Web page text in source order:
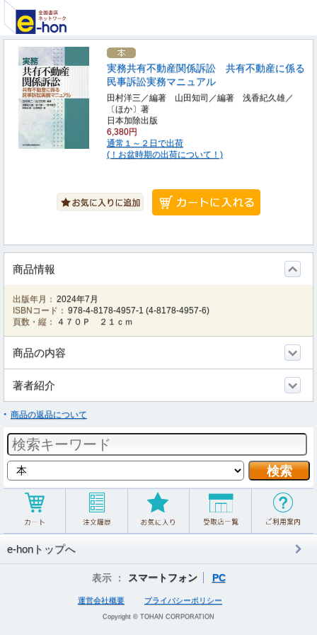
実務共有不動産関係訴訟 共有不動産に係る
民事訴訟実務マニュアル
田村洋三／編著 山田知司／編著 浅香紀久雄／
〔ほか〕著
日本加除出版
6,380円
通常１～２日で出荷
(！お盆時期の出荷について！)
商品情報
出版年月： 2024年7月
ISBNコード： 978-4-8178-4957-1 (4-8178-4957-6)
頁数・縦：
４７０Ｐ ２１ｃｍ
商品の内容
著者紹介
商品の返品について
e-honトップへ
表示 ： スマートフォン PC
運営会社概要 プライバシーポリシー
Copyright © TOHAN CORPORATION